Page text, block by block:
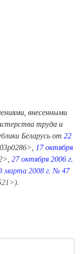
внесенными
труда и
Беларусь от 22
17 октября
27 октября 2006 г.
марта 2008 г. № 47